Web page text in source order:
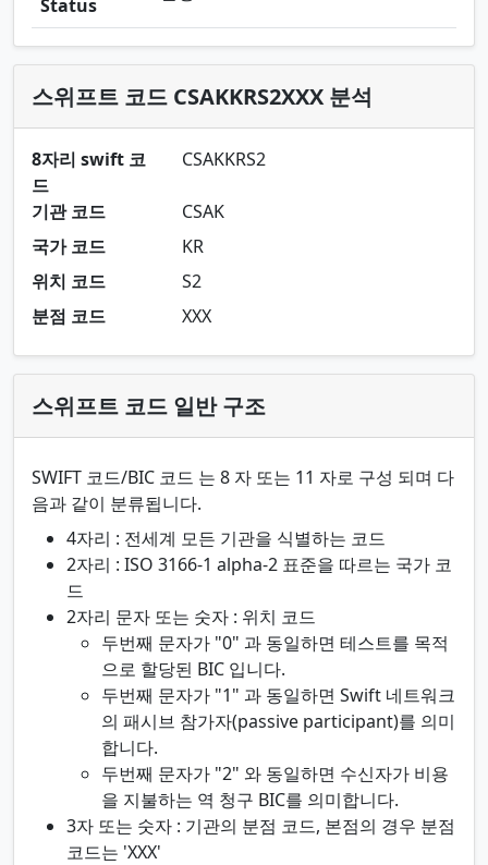
Status
스위프트 코드 CSAKKRS2XXX 분석
8자리 swift 코
드
CSAKKRS2
기관 코드
CSAK
국가 코드
KR
위치 코드
S2
분점 코드
XXX
스위프트 코드 일반 구조
SWIFT 코드/BIC 코드 는 8 자 또는 11 자로 구성 되며 다
음과 같이 분류됩니다.
4자리 : 전세계 모든 기관을 식별하는 코드
2자리 : ISO 3166-1 alpha-2 표준을 따르는 국가 코
드
2자리 문자 또는 숫자 : 위치 코드
두번째 문자가 "0" 과 동일하면 테스트를 목적
으로 할당된 BIC 입니다.
두번째 문자가 "1" 과 동일하면 Swift 네트워크
의 패시브 참가자(passive participant)를 의미
합니다.
두번째 문자가 "2" 와 동일하면 수신자가 비용
을 지불하는 역 청구 BIC를 의미합니다.
3자 또는 숫자 : 기관의 분점 코드, 본점의 경우 분점
코드는 'XXX'